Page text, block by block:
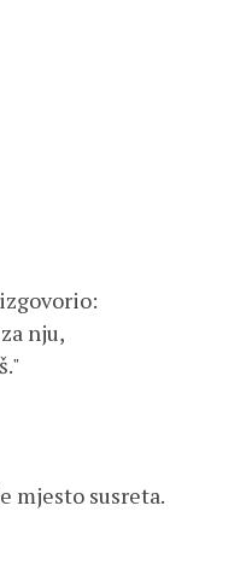
nju,
mjesto susreta.